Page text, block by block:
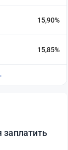
15,90%
15,85%
заплатить